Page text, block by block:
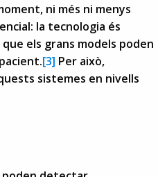
ni més ni menys
la tecnologia és
els grans models poden
[3] Per això,
sistemes en nivells